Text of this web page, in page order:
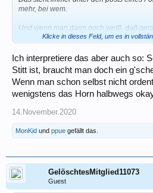
mehr, bei wem.
Und wenn man dann noch weiß, daß
vom Saxophon selbst erzeugt werden,
heiße Diskussion.
Klicke in dieses Feld, um es in
Ich interpretiere das aber auch so:
Stitt ist, braucht man doch ein
Wenn man schon selbst nicht
wenigstens das Horn halbwegs
14.November.2020
MonKid und ppue gefällt das.
GelöschtesMitglied11073
Guest